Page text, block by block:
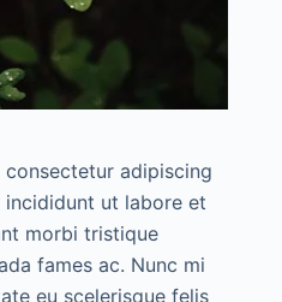
adipiscing
ut labore et
morbi tristique
fames ac. Nunc mi
eu scelerisque felis